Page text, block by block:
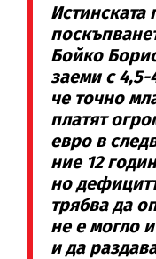
Истинската
Бойко
заеми с 4,5-
че точно
платят
евро в
ние 12
но
трябва да
не е могло
и да